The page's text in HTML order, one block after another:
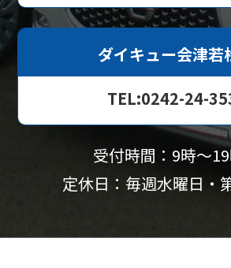
ダイキュー会津若
TEL:0242-24-
受付時間：9時〜
定休日：毎週水曜日・